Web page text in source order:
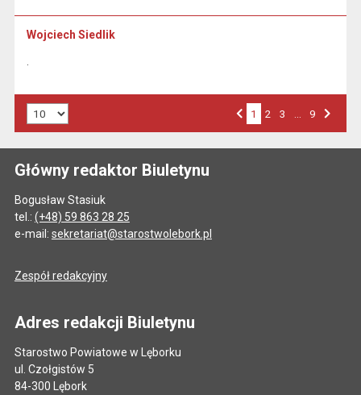
Wojciech Siedlik
1 2 3 9
Główny redaktor Biuletynu
Bogusław Stasiuk
tel.: (+48) 59 863 28 25
e-mail: sekretariat@starostwolebork.pl
Zespół redakcyjny
Adres redakcji Biuletynu
Starostwo Powiatowe w Lęborku
ul. Czołgistów 5
84-300 Lębork